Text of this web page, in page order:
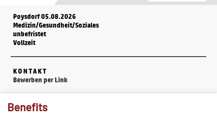
Poysdorf 05.08.2026
Medizin/Gesundheit/Soziales
unbefristet
Vollzeit
KONTAKT
Bewerben per Link
Benefits